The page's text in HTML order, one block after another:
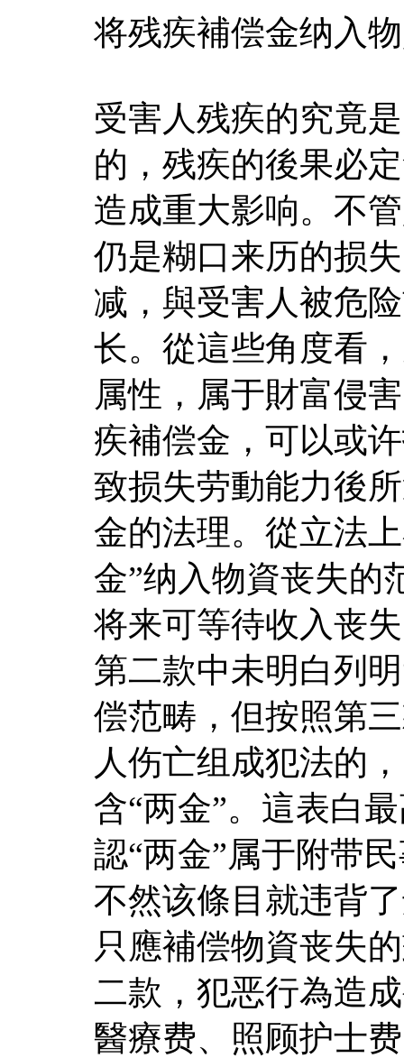
将残疾補偿金纳入
受害人残疾的究竟
的，残疾的後果必
造成重大影响。不
仍是糊口来历的损
减，與受害人被危
长。從這些角度看
属性，属于財富侵
疾補偿金，可以或
致损失劳動能力後
金的法理。從立法
金”纳入物資丧失的
将来可等待收入丧
第二款中未明白列
偿范畴，但按照第
人伤亡组成犯法的
含“两金”。這表白
認“两金”属于附带
不然该條目就违背
只應補偿物資丧失
二款，犯恶行為造
醫療费、照顾护士